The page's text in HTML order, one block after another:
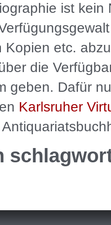
ist kein
Kopien etc.
die
geben. Dafür
Karlsruher